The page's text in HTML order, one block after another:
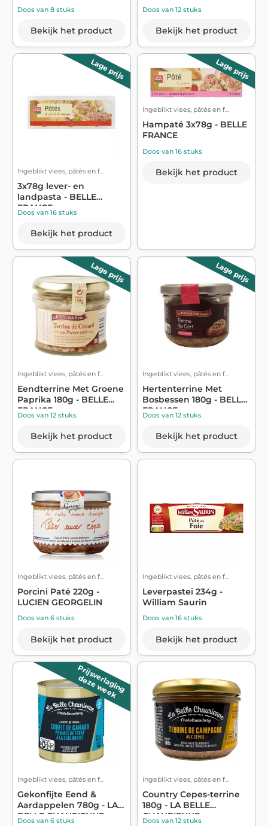
Doos van 8 stuks
Bekijk het product
Doos van 12 stuks
Bekijk het product
Lage prijs
Ingeblikt vlees, pâtés en f...
3x78g lever- en
landpasta - BELLE
FRANCE
Doos van 16 stuks
Bekijk het product
Lage prijs
Ingeblikt vlees, pâtés en f...
Hampaté 3x78g - BELLE
FRANCE
Doos van 16 stuks
Bekijk het product
Lage prijs
Ingeblikt vlees, pâtés en f...
Eendterrine Met Groene
Paprika 180g - BELLE
FRANCE
Doos van 12 stuks
Bekijk het product
Lage prijs
Ingeblikt vlees, pâtés en f...
Hertenterrine Met
Bosbessen 180g - BELLE
FRANCE
Doos van 12 stuks
Bekijk het product
Ingeblikt vlees, pâtés en f...
Porcini Paté 220g -
LUCIEN GEORGELIN
Doos van 6 stuks
Bekijk het product
Ingeblikt vlees, pâtés en f...
Leverpastei 234g -
William Saurin
Doos van 16 stuks
Bekijk het product
Prijsverlaging
deze week
Ingeblikt vlees, pâtés en f...
Gekonfijte Eend &
Aardappelen 780g - LA
BELLE CHAURIENNE
Doos van 6 stuks
Ingeblikt vlees, pâtés en f...
Country Cepes-terrine
180g - LA BELLE
CHAURIENNE
Doos van 12 stuks